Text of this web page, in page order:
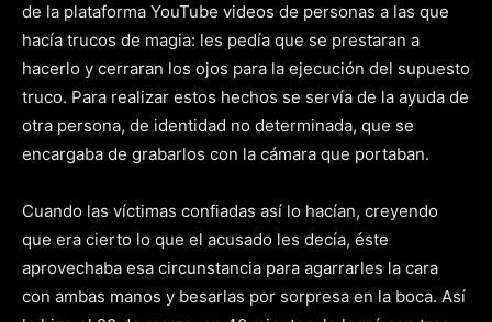
de la plataforma YouTube videos de personas a las que
hacía trucos de magia: les pedía que se prestaran a
hacerlo y cerraran los ojos para la ejecución del supuesto
truco. Para realizar estos hechos se servía de la ayuda de
otra persona, de identidad no determinada, que se
encargaba de grabarlos con la cámara que portaban.
Cuando las víctimas confiadas así lo hacían, creyendo
que era cierto lo que el acusado les decía, éste
aprovechaba esa circunstancia para agarrarles la cara
con ambas manos y besarlas por sorpresa en la boca. Así